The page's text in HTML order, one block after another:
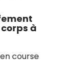
à
course